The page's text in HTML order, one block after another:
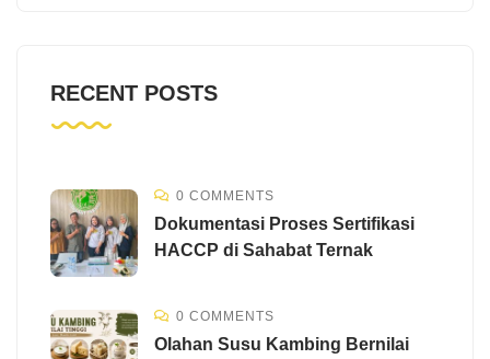
RECENT POSTS
0 COMMENTS
Dokumentasi Proses Sertifikasi
HACCP di Sahabat Ternak
0 COMMENTS
Olahan Susu Kambing Bernilai